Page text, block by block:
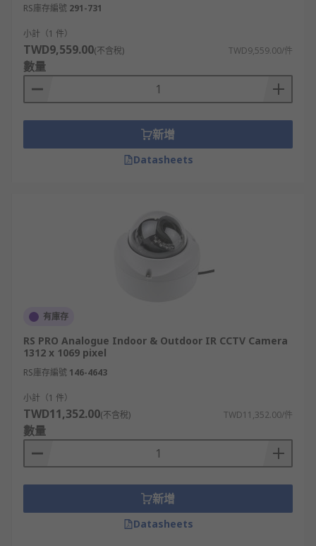
RS庫存編號 291-731
小計（1 件）
TWD9,559.00(不含稅) TWD9,559.00/件
數量
新增
Datasheets
有庫存
RS PRO Analogue Indoor & Outdoor IR CCTV Camera
1312 x 1069 pixel
RS庫存編號 146-4643
小計（1 件）
TWD11,352.00(不含稅) TWD11,352.00/件
數量
新增
Datasheets